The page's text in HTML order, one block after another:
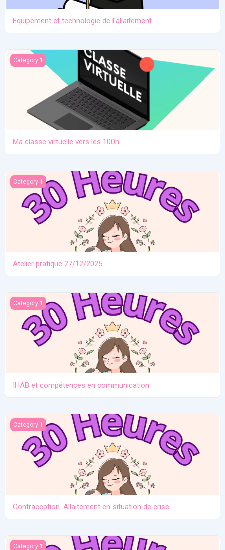
Equipement et technologie de l'allaitement
Ma classe virtuelle vers les 100h
Category 1
Ma classe virtuelle vers les 100h
Atelier pratique 27/12/2025
Category 1
Atelier pratique 27/12/2025
IHAB et compétences en communication
Category 1
IHAB et compétences en communication
Contraception. Allaitement en situation de crise
Category 1
Contraception. Allaitement en situation de crise
Allaitement travail et séparation
Category 1